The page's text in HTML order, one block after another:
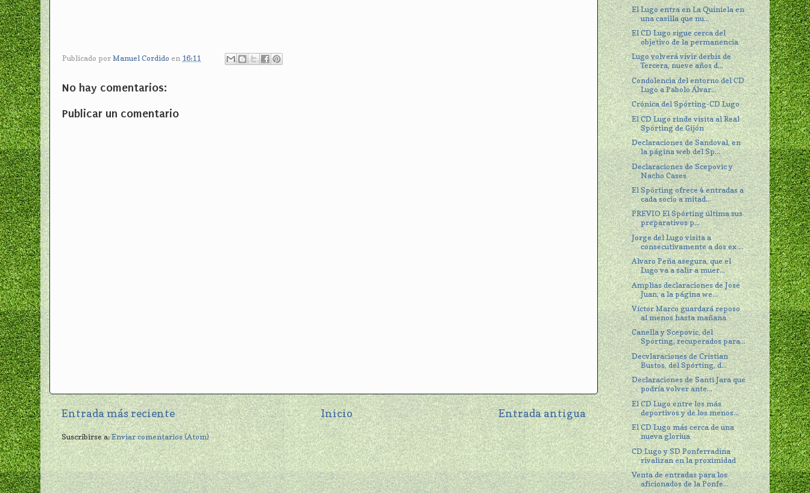
Publicado por Manuel Cordido en 16:11
No hay comentarios:
Publicar un comentario
Entrada más reciente Entrada antigua
Inicio
Suscribirse a:Enviar comentarios (Atom)
El Lugo entra en La Quiniela en
una casilla que nu...
El CD Lugo sigue cerca del
objetivo de la permanencia
Lugo volverá vivir derbis de
Tercera, nueve años d...
Condolencia del entorno del CD
Lugo a Pabolo Álvar...
Crónica del Spórting-CD Lugo
El CD Lugo rinde visita al Real
Spórting de Gijón
Declaraciones de Sandoval, en
la página web del Sp...
Declaraciones de Scepovic y
Nacho Cases
El Spórting ofrece 4 entradas a
cada socio a mitad...
PREVIO El Spórting última sus
preparativos p...
Jorge del Lugo visita a
consecutivamente a dos ex ...
Alvaro Peña asegura, que el
Lugo va a salir a muer...
Amplias declaraciones de José
Juan, a la página we...
Víctor Marco guardará reposo
al menos hasta mañana
Canella y Scepovic, del
Spórting, recuperados para...
Decvlaraciones de Cristian
Bustos, del Spórting, d...
Declaraciones de Santi Jara que
podría volver ante...
El CD Lugo entre los más
deportivos y de los menos...
El CD Lugo más cerca de una
nueva gloriua
CD Lugo y SD Ponferradina
rivalizan en la proximidad
Venta de entradas para los
aficionados de la Ponfe...